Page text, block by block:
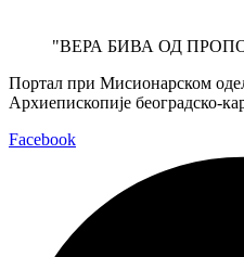
"ВЕРА БИВА ОД
Портал при Мисионарском
Архиепископије београдско-
Facebook